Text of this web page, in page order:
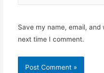
Save my name, email,
next time I comment.